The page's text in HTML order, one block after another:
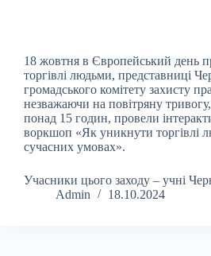
18 жовтня в Європейський день
торгівлі людьми, представниці
громадського комітету захисту
незважаючи на повітряну
понад 15 годин, провели
воркшоп «Як уникнути торгівлі
сучасних умовах».
Учасники цього заходу – учні
Admin
18.10.2024